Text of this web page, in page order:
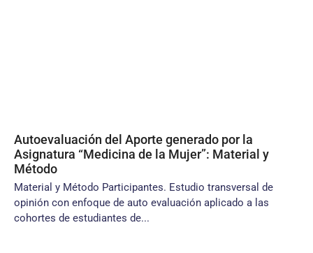
Autoevaluación del Aporte generado por la
Asignatura “Medicina de la Mujer”: Material y
Método
Material y Método Participantes. Estudio transversal de
opinión con enfoque de auto evaluación aplicado a las
cohortes de estudiantes de...